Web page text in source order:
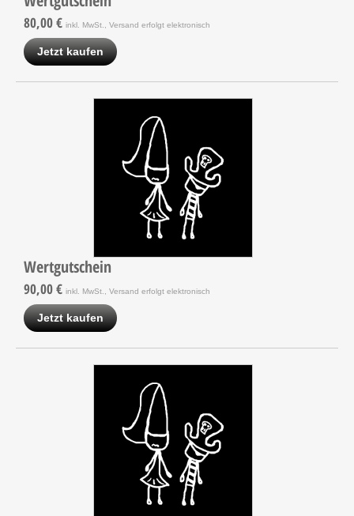
80,00 € inkl. MwSt., Versand erfolgt elektronisch
Jetzt kaufen
Wertgutschein
90,00 € inkl. MwSt., Versand erfolgt elektronisch
Jetzt kaufen